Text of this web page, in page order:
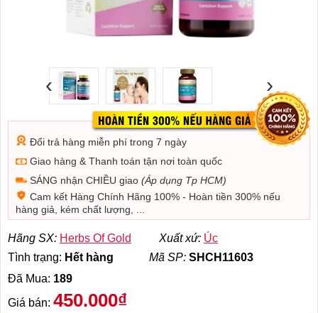
‹ ›
Đổi trả hàng miễn phí trong 7 ngày
Giao hàng & Thanh toán tận nơi toàn quốc
SÁNG nhận CHIỀU giao (Áp dụng Tp HCM)
Cam kết Hàng Chính Hãng 100% - Hoàn tiền 300% nếu
hàng giả, kém chất lượng, ...
Hãng SX: Herbs Of Gold Xuất xứ: Úc
Tình trạng: Hết hàng Mã SP: SHCH11603
Đã Mua: 189
Giá bán: 450.000₫